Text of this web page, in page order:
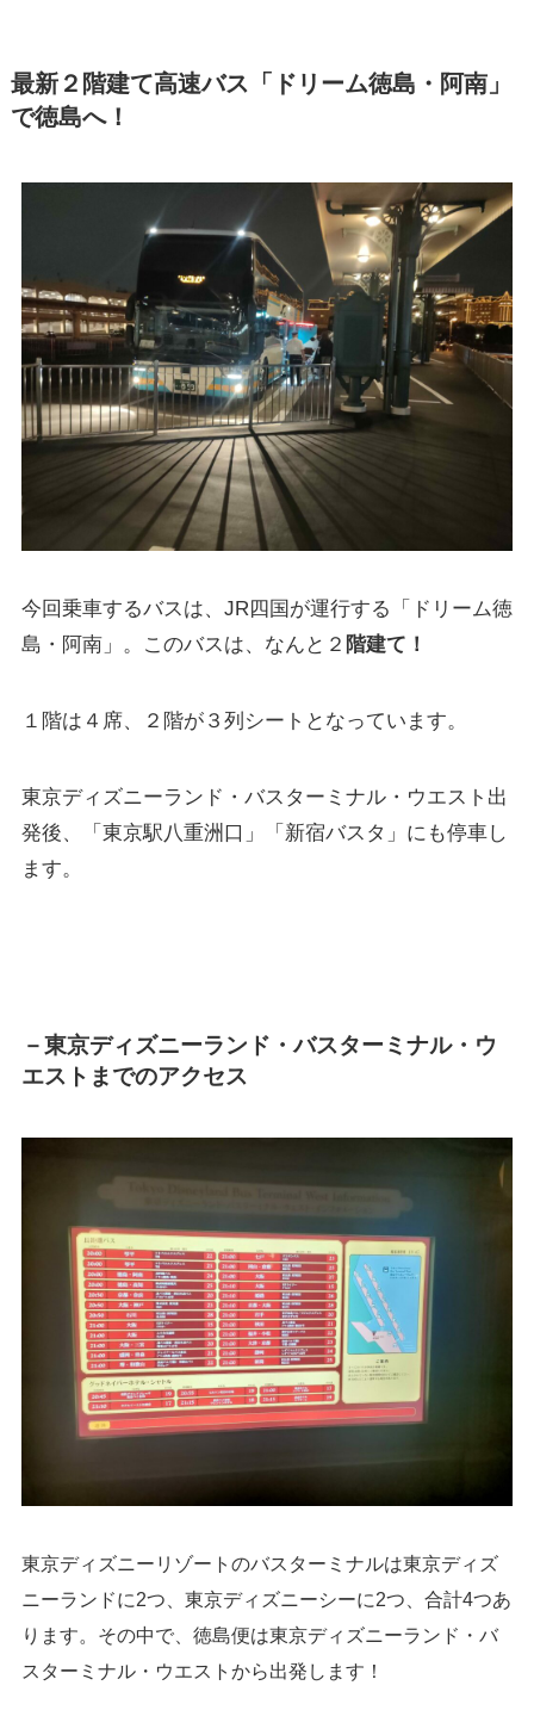
最新２階建て高速バス「ドリーム徳島・阿南」
で徳島へ！
今回乗車するバスは、JR四国が運行する「ドリーム徳
島・阿南」。このバスは、なんと２ 階建て！
１階は４席、２階が３列シートとなっています。
東京ディズニーランド・バスターミナル・ウエスト出
発後、「東京駅八重洲口」「新宿バスタ」にも停車し
ます。
－東京ディズニーランド・バスターミナル・ウ
エストまでのアクセス
東京ディズニーリゾートのバスターミナルは東京ディズ
ニーランドに2つ、東京ディズニーシーに2つ、合計4つあ
ります。その中で、徳島便は東京ディズニーランド・バ
スターミナル・ウエストから出発します！